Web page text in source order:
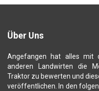
Über Uns
Angefangen hat alles mit
anderen Landwirten die
Traktor zu bewerten und
veröffentlichen. In den